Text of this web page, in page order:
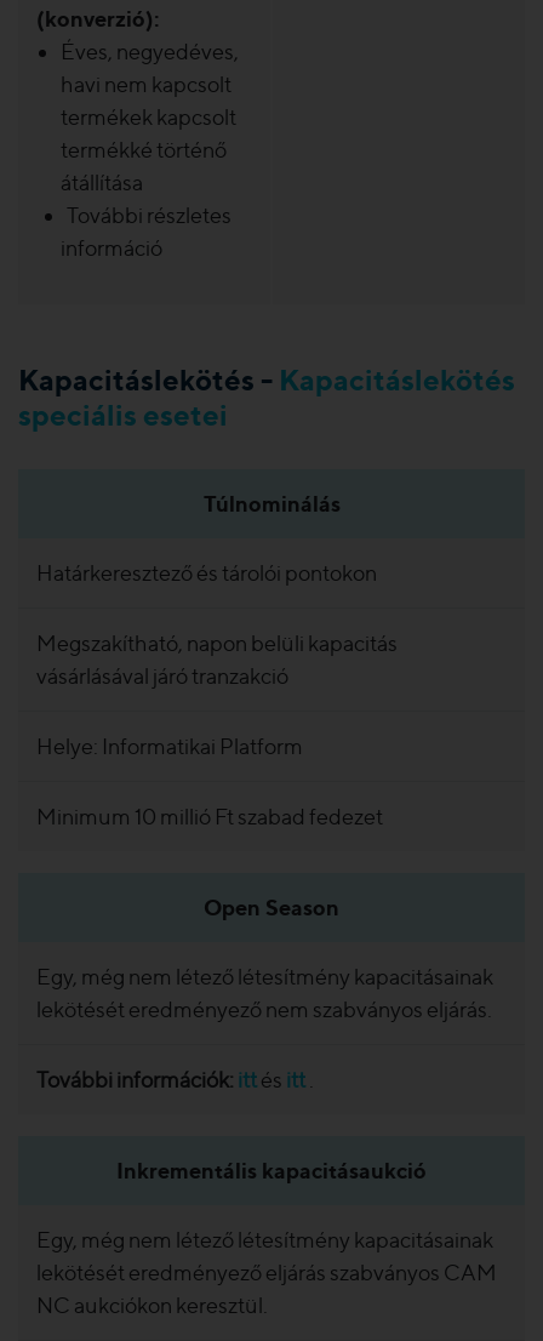
(konverzió):
Éves, negyedéves,
havi nem kapcsolt
termékek kapcsolt
termékké történő
átállítása
További részletes
információ
Kapacitáslekötés - Kapacitáslekötés
speciális esetei
Túlnominálás
Határkeresztező és tárolói pontokon
Megszakítható, napon belüli kapacitás
vásárlásával járó tranzakció
Helye: Informatikai Platform
Minimum 10 millió Ft szabad fedezet
Open Season
Egy, még nem létező létesítmény kapacitásainak
lekötését eredményező nem szabványos eljárás.
További információk: ittés itt
Inkrementális kapacitásaukció
Egy, még nem létező létesítmény kapacitásainak
lekötését eredményező eljárás szabványos CAM
NC aukciókon keresztül.